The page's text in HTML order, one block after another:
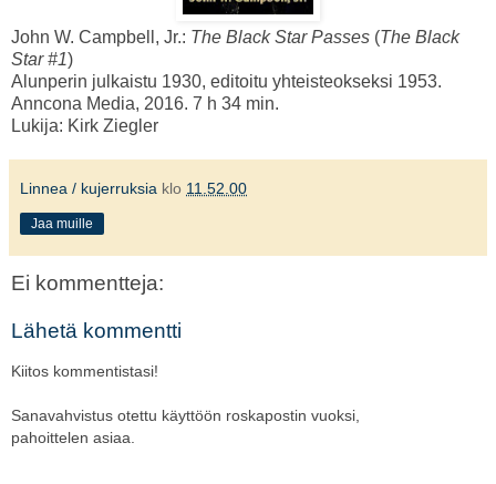
John W. Campbell, Jr.: The Black Star Passes (The Black
Star #1)
Alunperin julkaistu 1930, editoitu yhteisteokseksi 1953.
Anncona Media, 2016. 7 h 34 min.
Lukija: Kirk Ziegler
Linnea / kujerruksia klo 11.52.00
Jaa muille
Ei kommentteja:
Lähetä kommentti
Kiitos kommentistasi!
Sanavahvistus otettu käyttöön roskapostin vuoksi,
pahoittelen asiaa.